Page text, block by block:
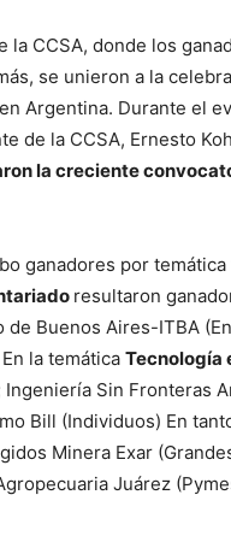
la CCSA, donde los
se unieron a la
Argentina. Durante el
de la CCSA, Ernesto
la creciente
ganadores por temática
resultaron
Buenos Aires-ITBA
la temática Tecnología
Sin Fronteras
Bill (Individuos) En
Minera Exar
Juárez